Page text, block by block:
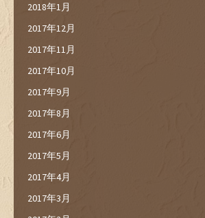
2018年1月
2017年12月
2017年11月
2017年10月
2017年9月
2017年8月
2017年6月
2017年5月
2017年4月
2017年3月